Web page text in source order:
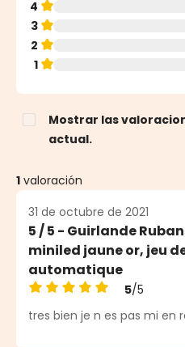
4
3
2
1
Mostrar las
actual.
1 valoración
31 de octubre de 2021
5 / 5 - Guirlande
miniled jaune or, jeu
automatique
Calificación promedio de
5/5
tres bien je n es pas mi en